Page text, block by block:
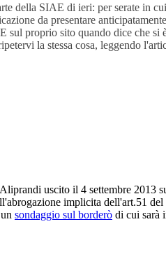
della SIAE di ieri: per serate in
da presentare
sul proprio sito quando dice che
la stessa cosa, leggendo
uscito il 4 settembre 2013
implicita dell'art.51
sondaggio sul borderò di cui sarà